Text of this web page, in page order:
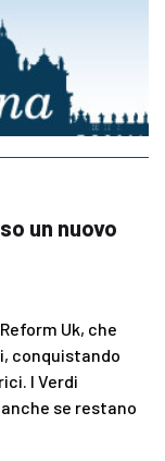
un nuovo
Uk, che
conquistando
I Verdi
se restano